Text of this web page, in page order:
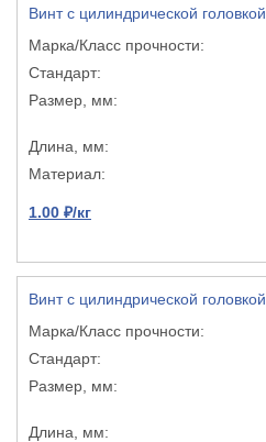
Винт с цилиндрической головкой
1.00 ₽/кг
Винт с цилиндрической головкой